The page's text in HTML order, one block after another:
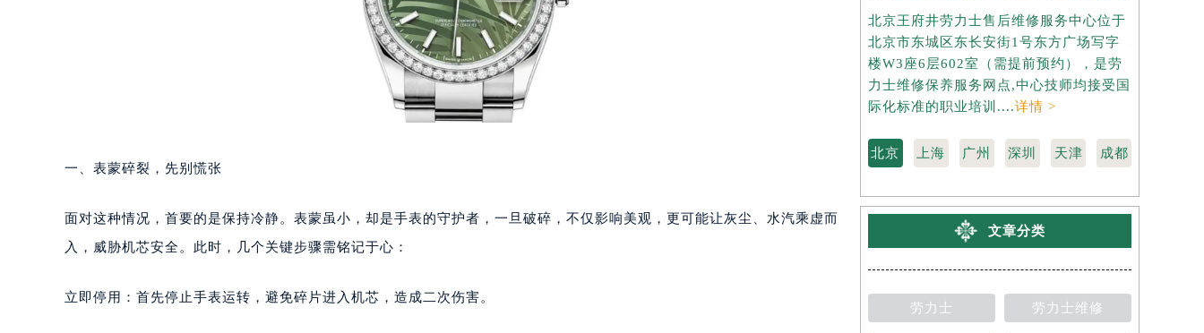
一、表蒙碎裂，先别慌张
面对这种情况，首要的是保持冷静。表蒙虽小，却是手表的守护者，一旦破碎，不仅影响美观，更可能让灰尘、水汽乘虚而
入，威胁机芯安全。此时，几个关键步骤需铭记于心：
立即停用：首先停止手表运转，避免碎片进入机芯，造成二次伤害。
北京王府井劳力士售后维修服务中心位于
北京市东城区东长安街1号东方广场写字
楼W3座6层602室（需提前预约），是劳
力士维修保养服务网点,中心技师均接受国
际化标准的职业培训....详情 >
北京 上海 广州 深圳 天津 成都
文章分类
劳力士 劳力士维修